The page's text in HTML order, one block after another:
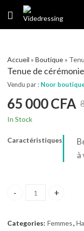
Accueil » Boutique»
Tenue de cérémonie
Vendu par : Noor
65 000CFA
In Stock
Caractéristiques
à
Tenue de cérémonie
Categories: Femmes,